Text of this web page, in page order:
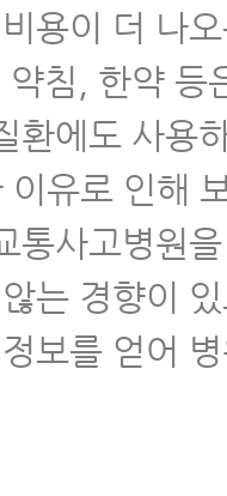
용이 더 나
침, 한약 등
환에도 사용
유로 인해
통사고병원
는 경향이
보를 얻어